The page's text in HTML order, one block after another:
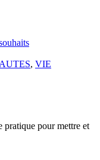
, VIE
pratique pour mettre et